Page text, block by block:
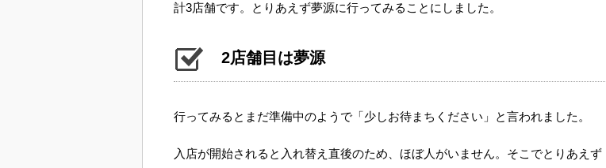
計3店舗です。とりあえず夢源に行ってみることにしました。
2店舗目は夢源
行ってみるとまだ準備中のようで「少しお待まちください」と言われました。
入店が開始されると入れ替え直後のため、ほぼ人がいません。そこでとりあえず